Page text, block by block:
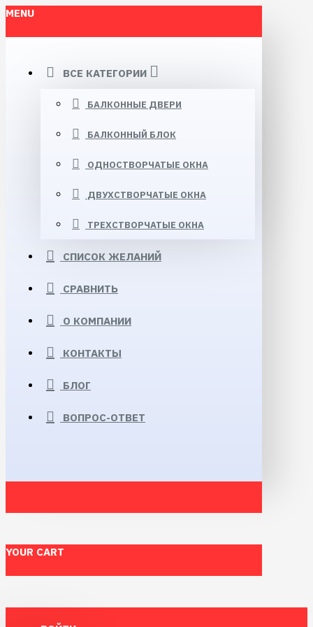
MENU
ВСЕ КАТЕГОРИИ
БАЛКОННЫЕ ДВЕРИ
БАЛКОННЫЙ БЛОК
ОДНОСТВОРЧАТЫЕ ОКНА
ДВУХСТВОРЧАТЫЕ ОКНА
ТРЕХСТВОРЧАТЫЕ ОКНА
СПИСОК ЖЕЛАНИЙ
СРАВНИТЬ
О КОМПАНИИ
КОНТАКТЫ
БЛОГ
ВОПРОС-ОТВЕТ
YOUR CART